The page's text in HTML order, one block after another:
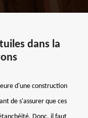
dans la
d'une construction
de s'assurer que ces